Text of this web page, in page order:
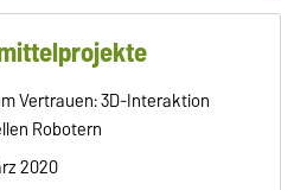
Vertrauen: 3D-Interaktion
Robotern
2020